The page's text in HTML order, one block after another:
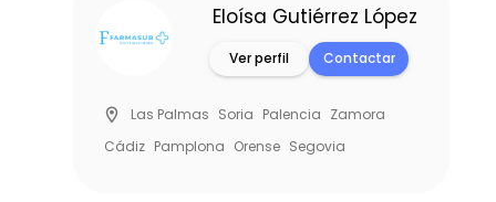
Eloísa Gutiérrez López
Ver perfil Contactar
location_on Las Palmas Soria Palencia Zamora
Cádiz Pamplona Orense Segovia